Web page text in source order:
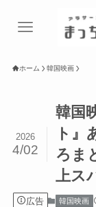
ホーム 韓国映画
韓国
ト』
ろま
上ス
2026
4/02
広告 韓国映画